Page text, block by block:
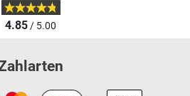
4.85/ 5.00